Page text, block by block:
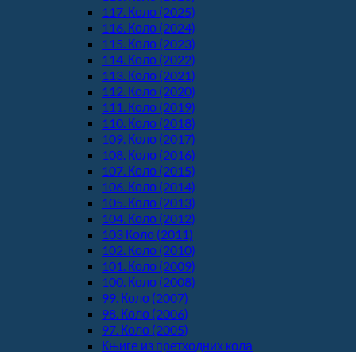
117. Коло (2025)
116. Коло (2024)
115. Коло (2023)
114. Коло (2022)
113. Коло (2021)
112. Коло (2020)
111. Коло (2019)
110. Коло (2018)
109. Коло (2017)
108. Коло (2016)
107. Коло (2015)
106. Коло (2014)
105. Коло (2013)
104. Коло (2012)
103 Коло (2011)
102. Коло (2010)
101. Коло (2009)
100. Коло (2008)
99. Коло (2007)
98. Коло (2006)
97. Коло (2005)
Књиге из претходних кола